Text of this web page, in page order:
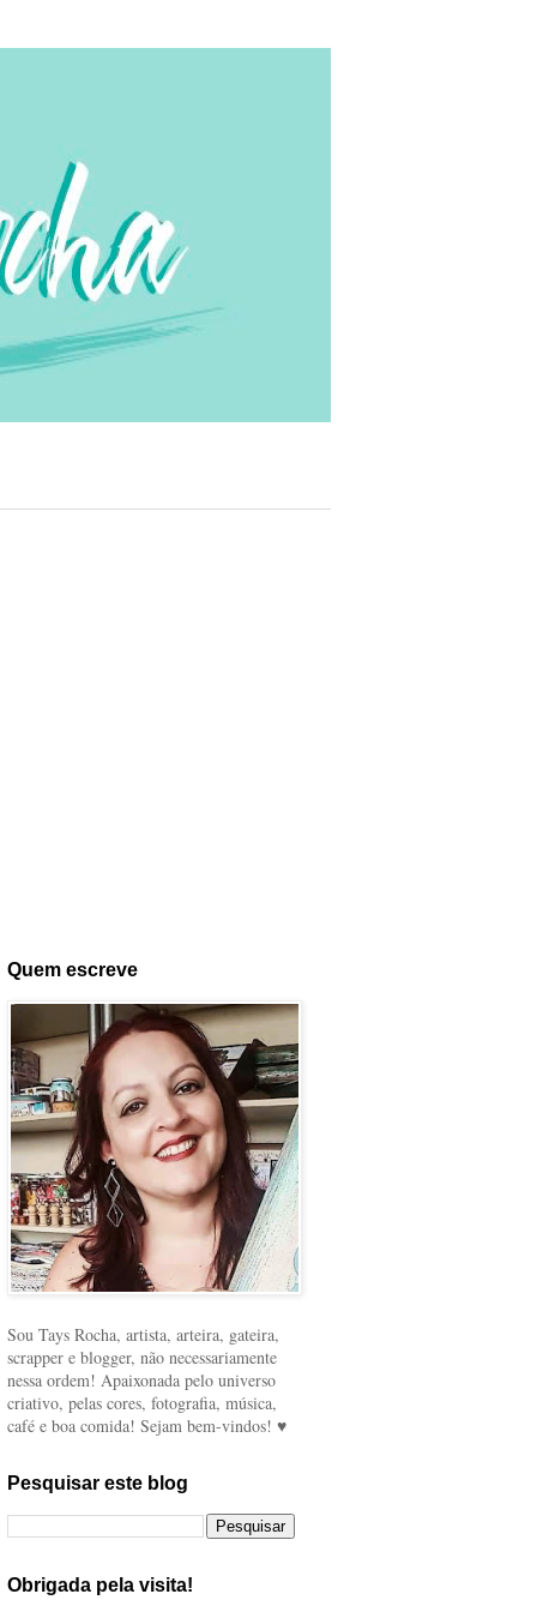
Quem escreve
Sou Tays Rocha, artista, arteira, gateira,
scrapper e blogger, não necessariamente
nessa ordem! Apaixonada pelo universo
criativo, pelas cores, fotografia, música,
café e boa comida! Sejam bem-vindos! ♥
Pesquisar este blog
Obrigada pela visita!